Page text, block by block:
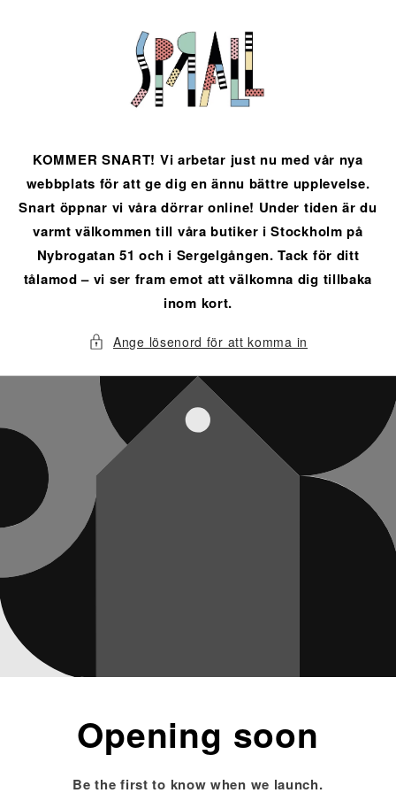
KOMMER SNART! Vi arbetar just nu med vår nya
webbplats för att ge dig en ännu bättre upplevelse.
Snart öppnar vi våra dörrar online! Under tiden är du
varmt välkommen till våra butiker i Stockholm på
Nybrogatan 51 och i Sergelgången. Tack för ditt
tålamod – vi ser fram emot att välkomna dig tillbaka
inom kort.
Ange lösenord för att komma in
Opening soon
Be the first to know when we launch.